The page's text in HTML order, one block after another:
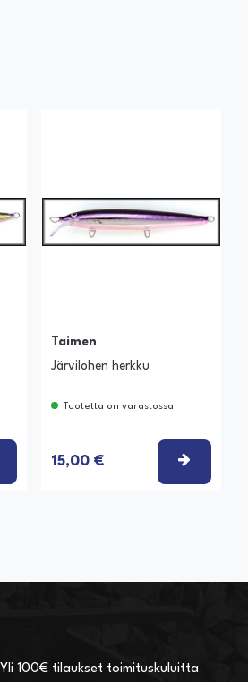
VALITSE VAIHTOEHTO
Taimen
Järvilohen herkku
Tuotetta on varastossa
15,00 €
Yli 100€ tilaukset toimituskuluitta